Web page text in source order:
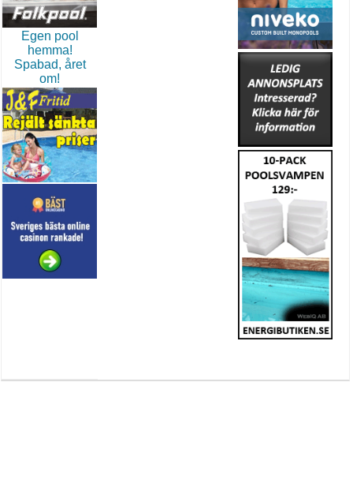
Egen pool
hemma!
Spabad, året
om!